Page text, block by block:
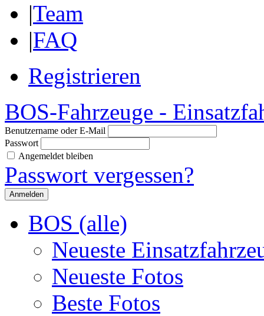
|Team
|FAQ
Registrieren
BOS-Fahrzeuge -
Benutzername oder E-Mail
Passwort
Angemeldet bleiben
Passwort vergessen?
BOS (alle)
Neueste
Neueste Fotos
Beste Fotos